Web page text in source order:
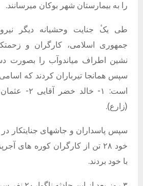
را به بیمارستان شهر بوکان میرسانند.
طی یکٔ جنایت وحشیانه دیگر
جمهوری اسلامی، کارگران و
نشین اطراف میاندوآب را بصورت
سپس همانجا تیرباران کردند که
(زارع).
سپس پاسداران و جاشهای جنایتکار در
خود ۲۸ تن از کارگران کوره های
با خود بردند.